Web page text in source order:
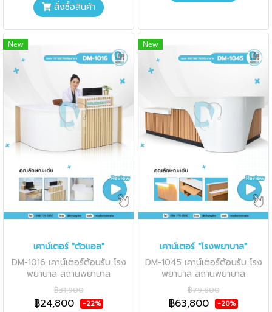
สั่งซื้อสินค้า
New
เคาน์เตอร์ "ตัวแอล"
DM-1016 เคาน์เตอร์ต้อนรับ โรง
พยาบาล สถานพยาบาล
฿31,900
฿24,800 -22%
New
เคาน์เตอร์ "โรงพยาบาล"
DM-1045 เคาน์เตอร์ต้อนรับ โรง
พยาบาล สถานพยาบาล
฿79,600
฿63,800 -20%